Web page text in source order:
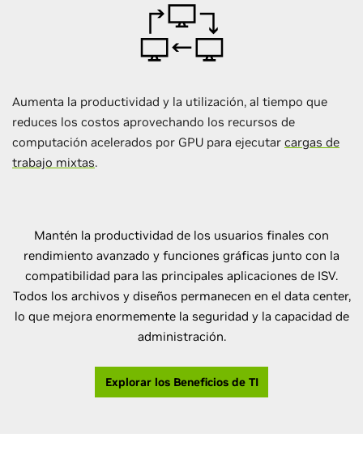
Aumenta la productividad y la utilización, al tiempo que
reduces los costos aprovechando los recursos de
computación acelerados por GPU para ejecutar cargas de
trabajo mixtas.
Mantén la productividad de los usuarios finales con
rendimiento avanzado y funciones gráficas junto con la
compatibilidad para las principales aplicaciones de ISV.
Todos los archivos y diseños permanecen en el data center,
lo que mejora enormemente la seguridad y la capacidad de
administración.
Explorar los Beneficios de TI